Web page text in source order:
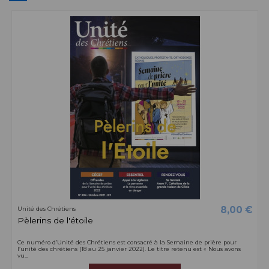
Unité des Chrétiens 8,00 €
Pèlerins de l'étoile
Ce numéro d’Unité des Chrétiens est consacré à la Semaine de prière pour
l’unité des chrétiens (18 au 25 janvier 2022). Le titre retenu est « Nous avons
vu...